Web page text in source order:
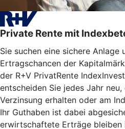
Private Rente mit
Sie suchen eine sichere
Ertragschancen der
der R+V PrivatRente
entscheiden Sie jedes Jahr
Verzinsung erhalten oder am
Ihr Guthaben ist dabei
erwirtschaftete Erträge bleiben